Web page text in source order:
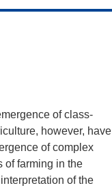
of class-
however, have
of complex
of farming in the
of the